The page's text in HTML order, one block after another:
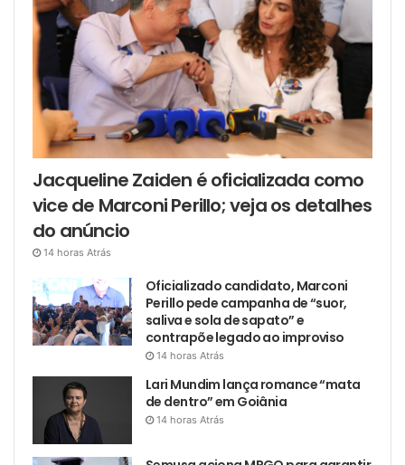
Jacqueline Zaiden é oficializada como
vice de Marconi Perillo; veja os detalhes
do anúncio
14 horas Atrás
Oficializado candidato, Marconi
Perillo pede campanha de “suor,
saliva e sola de sapato” e
contrapõe legado ao improviso
14 horas Atrás
Lari Mundim lança romance “mata
de dentro” em Goiânia
14 horas Atrás